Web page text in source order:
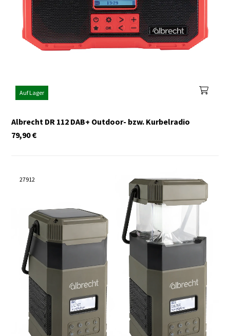
Auf Lager
Albrecht DR 112 DAB+ Outdoor- bzw. Kurbelradio
€
79,90
27912